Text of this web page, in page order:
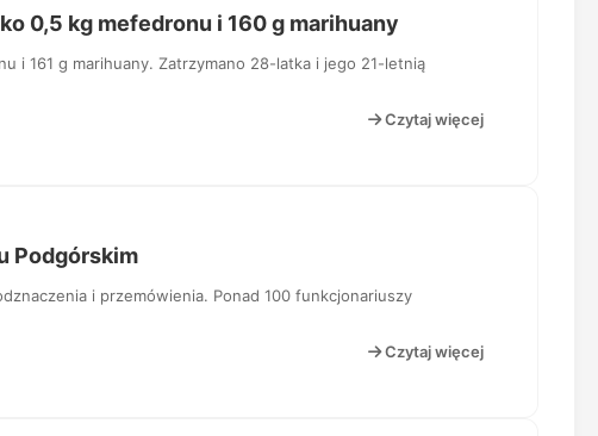
0,5 kg mefedronu i 160 g marihuany
i 161 g marihuany. Zatrzymano 28-latka i jego 21-letnią
Czytaj więcej
Podgórskim
i przemówienia. Ponad 100 funkcjonariuszy
Czytaj więcej